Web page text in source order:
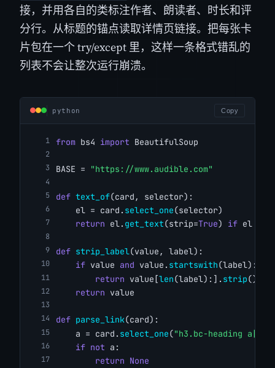
接，并用各自的类标注作者、朗读者、时长和评
分行。从标题的锚点读取详情页链接。把每张卡
片包在一个 try/except 里，这样一条格式错乱的
列表不会让整次运行崩溃。
python Copy
from bs4 import BeautifulSoup
BASE = "https://www.audible.com"
def text_of(card, selector):
    el = card.
select_one(selector)
return el. get_text(strip=True) if el
def strip_label(value, label):
if value and value. startswith(label):
return value[len(label):]. strip()
return value
def parse_link(card):
    a = card.
select_one("h3.bc-heading
if not a:
return None